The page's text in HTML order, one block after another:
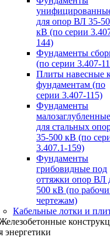
для опор ВЛ 35-
кВ (по серии
144)
Фундаменты
(по серии 3.407-
Плиты навесные
фундаментам (по
серии 3.407-115)
Фундаменты
малозаглубленные
для стальных
35-500 кВ (по
3.407.1-159)
Фундаменты
грибовидные под
оттяжки опор ВЛ
500 кВ (по
чертежам)
Кабельные лотки и